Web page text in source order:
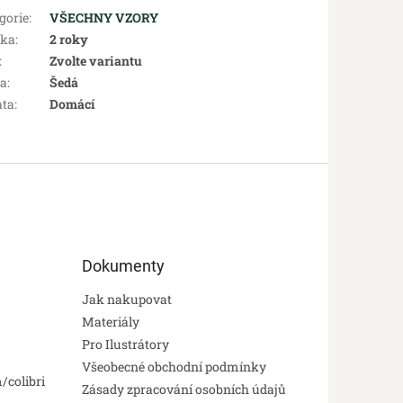
:
VŠECHNY VZORY
:
2 roky
:
Zvolte variantu
:
Šedá
: Domácí
colibri
Dokumenty
Jak nakupovat
Materiály
Pro Ilustrátory
Všeobecné obchodní podmínky
Zásady zpracování osobních údajů